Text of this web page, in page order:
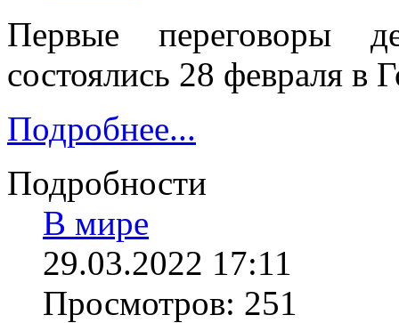
Первые переговоры
состоялись 28 февраля в
Подробнее...
Подробности
В мире
29.03.2022 17:11
Просмотров: 251